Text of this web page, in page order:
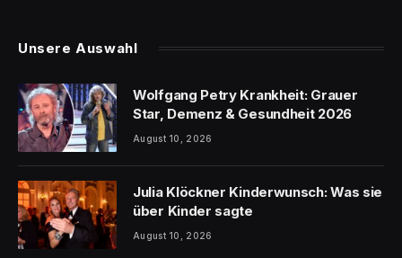
Unsere Auswahl
Wolfgang Petry Krankheit: Grauer
Star, Demenz & Gesundheit 2026
August 10, 2026
Julia Klöckner Kinderwunsch: Was sie
über Kinder sagte
August 10, 2026